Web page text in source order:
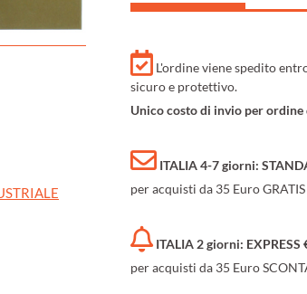
L'ordine viene spedito
sicuro e protettivo.
Unico costo di invio per
ITALIA 4-7 giorni:
per acquisti da 35 Euro GRATIS
ITALIA 2 giorni: EXPRESS
per acquisti da 35 Euro